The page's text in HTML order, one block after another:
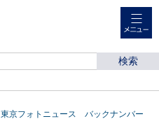
東京フォトニュース バックナンバー